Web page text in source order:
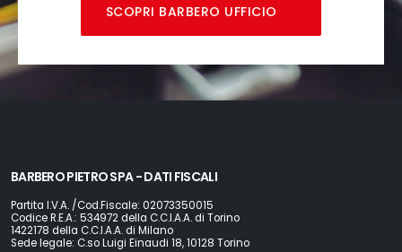
SCOPRI BARBERO UFFICIO
BARBERO PIETRO SPA - DATI FISCALI
Partita I.V.A. /Cod.Fiscale: 02073350015
Codice R.E.A.: 534972 della C.C.I.A.A. di Torino
1422178 della C.C.I.A.A. di Milano
Sede legale: C.so Luigi Einaudi 18, 10128 Torino